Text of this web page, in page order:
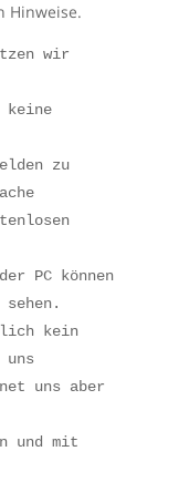
Hinweise.
wir
keine
zu
PC können
kein
uns
uns aber
und mit